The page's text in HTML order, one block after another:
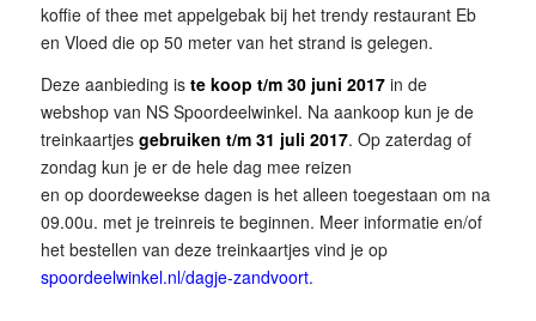
koffie of thee met appelgebak bij het trendy restaurant Eb
en Vloed die op 50 meter van het strand is gelegen.
Deze aanbieding is te koop t/m 30 juni 2017in de
webshop van NS Spoordeelwinkel. Na aankoop kun je de
treinkaartjes gebruiken t/m 31 juli 2017. Op zaterdag of
zondag kun je er de hele dag mee reizen
en op doordeweekse dagen is het alleen toegestaan om na
09.00u. met je treinreis te beginnen. Meer informatie en/of
het bestellen van deze treinkaartjes vind je op
spoordeelwinkel.nl/dagje-zandvoort.